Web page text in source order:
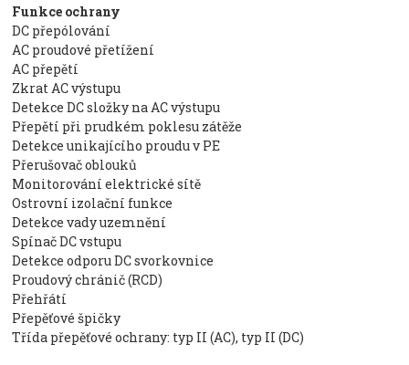
Funkce ochrany
DC přepólování
AC proudové přetížení
AC přepětí
Zkrat AC výstupu
Detekce DC složky na AC výstupu
Přepětí při prudkém poklesu zátěže
Detekce unikajícího proudu v PE
Přerušovač oblouků
Monitorování elektrické sítě
Ostrovní izolační funkce
Detekce vady uzemnění
Spínač DC vstupu
Detekce odporu DC svorkovnice
Proudový chránič (RCD)
Přehřátí
Přepěťové špičky
Třída přepěťové ochrany: typ II (AC), typ II (DC)